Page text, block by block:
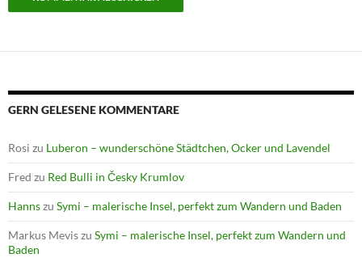
GERN GELESENE KOMMENTARE
Rosi zu Luberon – wunderschöne Städtchen, Ocker und Lavendel
Fred zu Red Bulli in Česky Krumlov
Hannszu Symi – malerische Insel, perfekt zum Wandern und Baden
Markus Meviszu Symi – malerische Insel, perfekt zum Wandern und
Baden